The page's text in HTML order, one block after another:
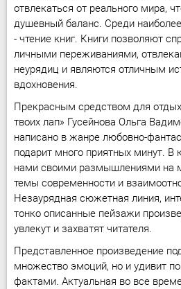
отвлекаться от реального мира,
душевный баланс. Среди
- чтение книг. Книги позволяют
личными переживаниями,
неурядиц и являются отличным
вдохновения.
Прекрасным средством для
твоих лап» Гусейнова Ольга
написано в жанре любовно-
подарит много приятных минут. В
нами своими размышлениями на
темы современности и
Незаурядная сюжетная линия,
тонко описанные пейзажи
увлекут и захватят читателя.
Представленное произведение
множество эмоций, но и удивит
фактами. Актуальная во все